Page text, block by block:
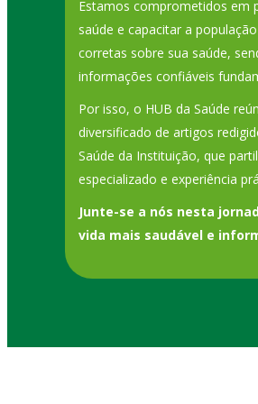
Estamos comprometidos em
saúde e capacitar a
corretas sobre sua saúde,
informações confiáveis
Por isso, o HUB da Saúde
diversificado de artigos
Saúde da Instituição, que
especializado e experiência
Junte-se a nós nesta
vida mais saudável e